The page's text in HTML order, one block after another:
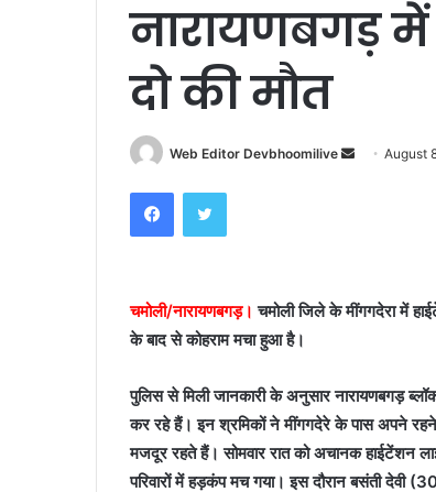
नारायणबगड़
दो की मौत
Web Editor Devbhoomilive
SendAugust
FacebookTwitter
चमोली/नारायणबगड़। चमोली जिले के मींगगदेरा में
के बाद से कोहराम मचा हुआ है।
पुलिस से मिली जानकारी के अनुसार नारायणबगड़
कर रहे हैं। इन श्रमिकों ने मींगगदेरे के पास अपने
मजदूर रहते हैं। सोमवार रात को अचानक हाईटेंशन
परिवारों में हड़कंप मच गया। इस दौरान बसंती देवी